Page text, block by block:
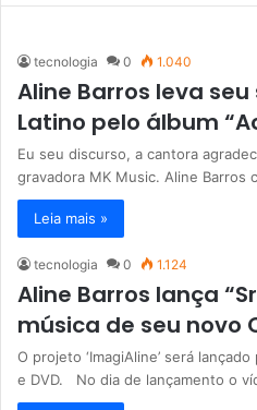
tecnologia 0 1.040
Aline Barros leva
Latino pelo álbum
Eu seu discurso, a cantora
gravadora MK Music. Aline Barros
Leia mais »
tecnologia 0 1.124
Aline Barros lança
música de seu novo
O projeto ‘ImagiAline’ será
e DVD. No dia de lançamento o